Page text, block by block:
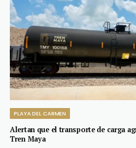
PLAYA DEL CARMEN
Alertan que el transporte de carga
Tren Maya